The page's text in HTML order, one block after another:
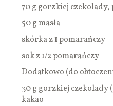
70 g gorzkiej czekolady,
50 g masła
skórka z 1 pomarańczy
sok z 1/2 pomarańczy
Dodatkowo (do
30 g gorzkiej czekolady
kakao